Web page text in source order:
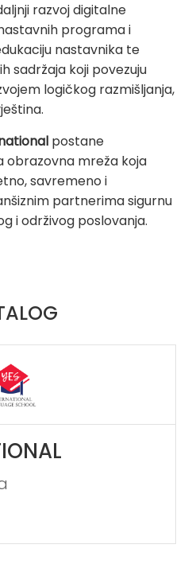
razvoj digitalne
programa i
nastavnika te
sadržaja koji povezuju
logičkog razmišljanja,
postane
obrazovna mreža koja
savremeno i
partnerima sigurnu
i održivog poslovanja.